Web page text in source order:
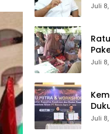
Juli
Juli
Juli